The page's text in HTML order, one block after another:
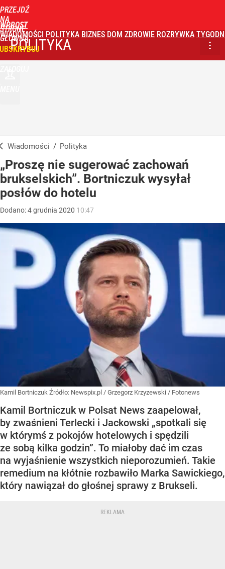
PRZEJDŹ
NA
STRONĘ
GŁÓWNĄ
WPROST
WIADOMOŚCI POLITYKA BIZNES DOM ZDROWIE ROZRYWKA
POLITYKA
Wiadomości / Polityka
„Proszę nie sugerować zachowań
brukselskich”. Bortniczuk wysyłał
posłów do hotelu
Dodano:4grudnia 2020 10:47
Kamil Bortniczuk Źródło: Newspix.pl / Grzegorz Krzyzewski / Fotonews
Kamil Bortniczuk w Polsat News zaapelował,
by zwaśnieni Terlecki i Jackowski „spotkali się
w którymś z pokojów hotelowych i spędzili
ze sobą kilka godzin”. To miałoby dać im czas
na wyjaśnienie wszystkich nieporozumień. Takie
remedium na kłótnie rozbawiło Marka Sawickiego,
który nawiązał do głośnej sprawy z Brukseli.